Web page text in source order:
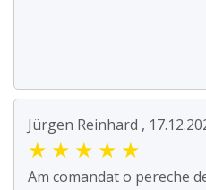
Jürgen Reinhard ,
★ ★ ★ ★ ★
Am comandat o pereche